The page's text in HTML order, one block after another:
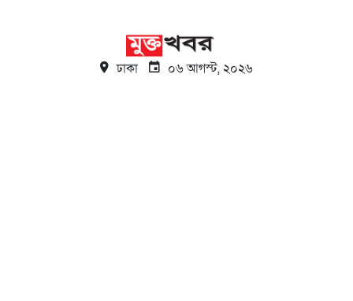
ঢাকা ০৬ আগস্ট, ২০২৬